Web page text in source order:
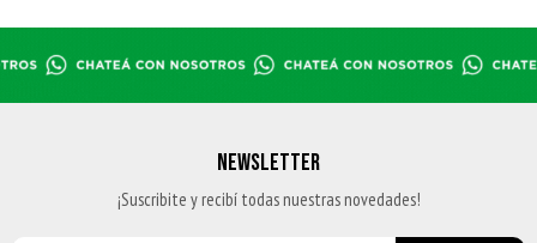
NEWSLETTER
¡Suscribite y recibí todas nuestras novedades!